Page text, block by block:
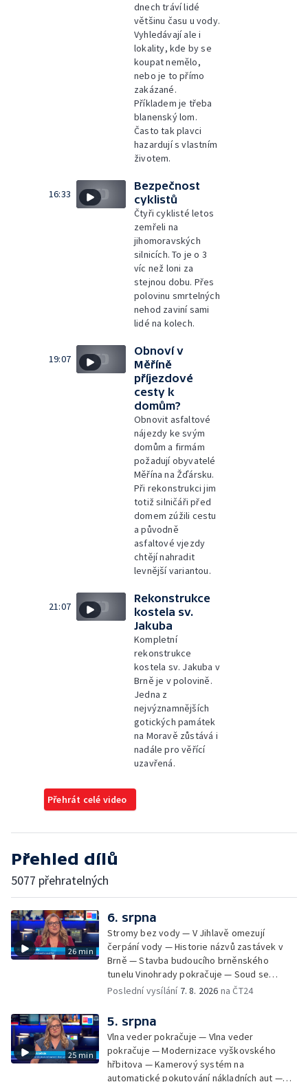
dnech tráví lidé
většinu času u vody.
Vyhledávají ale i
lokality, kde by se
koupat nemělo,
nebo je to přímo
zakázané.
Příkladem je třeba
blanenský lom.
Často tak plavci
hazardují s vlastním
životem.
16:33
Bezpečnost
cyklistů
Čtyři cyklisté letos
zemřeli na
jihomoravských
silnicích. To je o 3
víc než loni za
stejnou dobu. Přes
polovinu smrtelných
nehod zaviní sami
lidé na kolech.
19:07
Obnoví v
Měříně
příjezdové
cesty k
domům?
Obnovit asfaltové
nájezdy ke svým
domům a firmám
požadují obyvatelé
Měřína na Žďársku.
Při rekonstrukci jim
totiž silničáři před
domem zúžili cestu
a původně
asfaltové vjezdy
chtějí nahradit
levnější variantou.
21:07
Rekonstrukce
kostela sv.
Jakuba
Kompletní
rekonstrukce
kostela sv. Jakuba v
Brně je v polovině.
Jedna z
nejvýznamnějších
gotických památek
na Moravě zůstává i
nadále pro věřící
uzavřená.
Přehrát celé video
Přehled dílů
5077 přehratelných
26 min
6. srpna
Stromy bez vody — V Jihlavě omezují
čerpání vody — Historie názvů zastávek v
Brně — Stavba budoucího brněnského
tunelu Vinohrady pokračuje — Soud se
žhářem zlínského baru — Odložení bourání
Czech Rally Zlín — Začal 7. ročník festivalu
Pop Messe — Přestavba mostu v Hodoníně
— Fenomén památníčků
Poslední vysílání 7. 8. 2026 na ČT24
25 min
5. srpna
Vlna veder pokračuje — Vlna veder
pokračuje — Modernizace vyškovského
hřbitova — Kamerový systém na
automatické pokutování nákladních aut —